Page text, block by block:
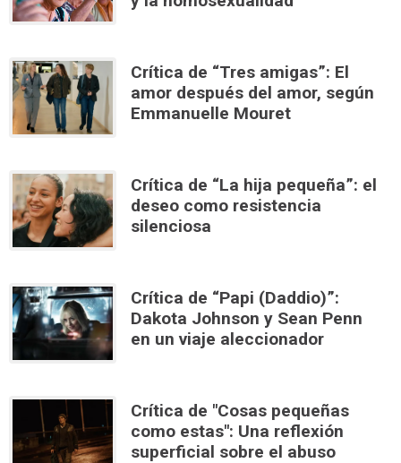
Crítica de “Tres amigas”: El
amor después del amor, según
Emmanuelle Mouret
Crítica de “La hija pequeña”: el
deseo como resistencia
silenciosa
Crítica de “Papi (Daddio)”:
Dakota Johnson y Sean Penn
en un viaje aleccionador
Crítica de "Cosas pequeñas
como estas": Una reflexión
superficial sobre el abuso